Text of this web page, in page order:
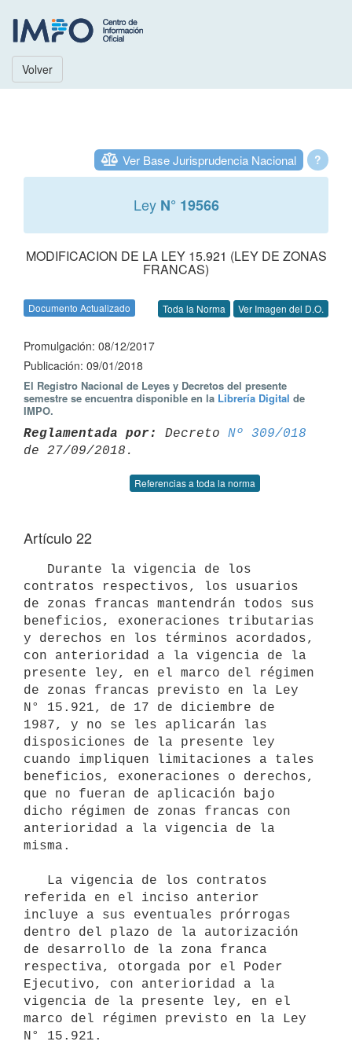
Volver
?
Ver Base Jurisprudencia Nacional
Ley N° 19566
MODIFICACION DE LA LEY 15.921 (LEY DE ZONAS
FRANCAS)
Documento Actualizado Toda la Norma Ver Imagen del D.O.
Promulgación: 08/12/2017
Publicación: 09/01/2018
El Registro Nacional de Leyes y Decretos del presente
semestre se encuentra disponible en la Librería Digital de
IMPO.
Reglamentada por: Decreto Nº 309/018
Referencias a toda la norma
Artículo 22
contratos respectivos, los usuarios
de zonas francas mantendrán todos sus
beneficios, exoneraciones tributarias
y derechos en los términos acordados,
con anterioridad a la vigencia de la
presente ley, en el marco del régimen
de zonas francas previsto en la Ley
N° 15.921, de 17 de diciembre de
1987, y no se les aplicarán las
disposiciones de la presente ley
cuando impliquen limitaciones a tales
beneficios, exoneraciones o derechos,
que no fueran de aplicación bajo
dicho régimen de zonas francas con
anterioridad a la vigencia de la
misma.
referida en el inciso anterior
incluye a sus eventuales prórrogas
dentro del plazo de la autorización
de desarrollo de la zona franca
respectiva, otorgada por el Poder
Ejecutivo, con anterioridad a la
vigencia de la presente ley, en el
marco del régimen previsto en la Ley